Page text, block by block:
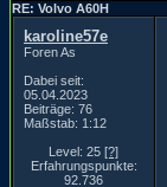
RE: Volvo A60H
karoline57e
Foren As
Dabei seit:
05.04.2023
Beiträge: 76
Maßstab: 1:12
Level: 25 [?]
Erfahrungspunkte:
92.736